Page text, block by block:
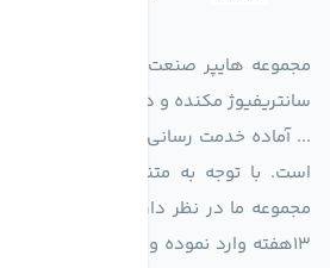
مجموعه هایپر صنعت ایران در امر
سانتریفیوژ مکنده و دمنده آکسیال،
... آماده خدمت رسانی به شرکت های
است. با توجه به متنوع بودن فن های
مجموعه ما در نظر دارد کالاهای
13هفته وارد نموده و این عمر باعث